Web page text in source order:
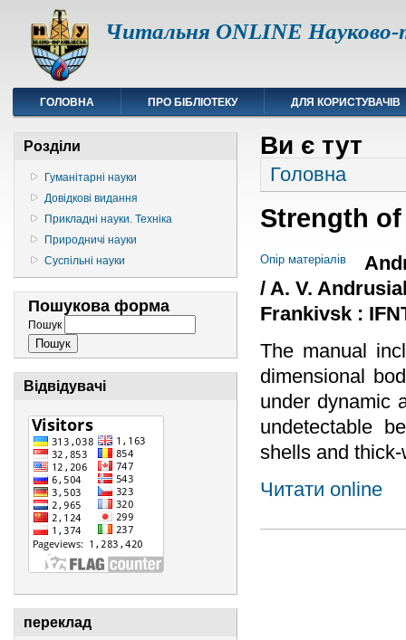
Читальня ONLINE Науково-
ГОЛОВНА ПРО БІБЛІОТЕКУ ДЛЯ КОРИСТУВАЧІВ
Розділи
Гуманітарні науки
Довідкові видання
Прикладні науки. Техніка
Природничі науки
Суспільні науки
Пошукова форма
Пошук
Відвідувачі
переклад
Ви є тут
Головна
Strength
Опір матеріалів
/ A. V.
Frankivsk :
The manual
dimensional
under dynamic
undetectable
shells and
Читати online